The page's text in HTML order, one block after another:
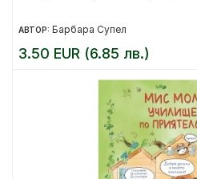
АВТОР: Барбара Супел
3.50 EUR (6.85 лв.)